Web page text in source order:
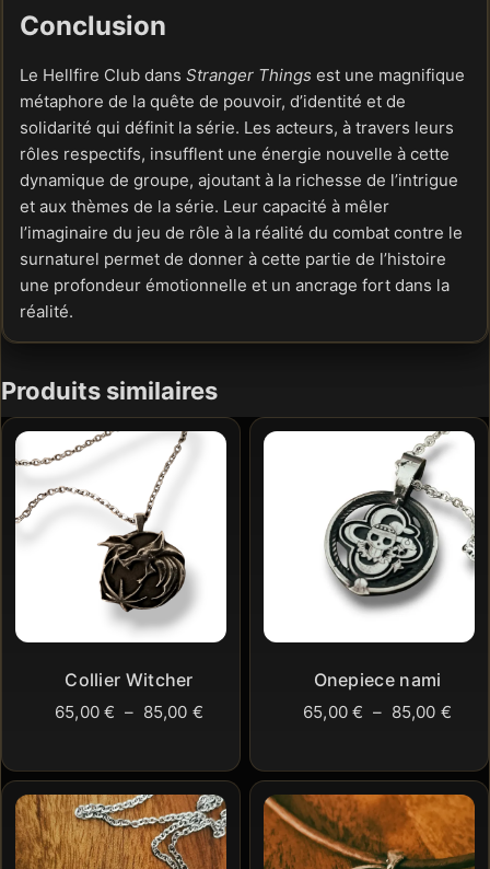
Conclusion
Le Hellfire Club dans Stranger Things est une magnifique
métaphore de la quête de pouvoir, d’identité et de
solidarité qui définit la série. Les acteurs, à travers leurs
rôles respectifs, insufflent une énergie nouvelle à cette
dynamique de groupe, ajoutant à la richesse de l’intrigue
et aux thèmes de la série. Leur capacité à mêler
l’imaginaire du jeu de rôle à la réalité du combat contre le
surnaturel permet de donner à cette partie de l’histoire
une profondeur émotionnelle et un ancrage fort dans la
réalité.
Produits similaires
Collier Witcher
65,00€ – 85,00 €Plage
prix :
65,00 €
à
85,00 €
Onepiece nami
65,00€ – 85,00 €
prix :
à